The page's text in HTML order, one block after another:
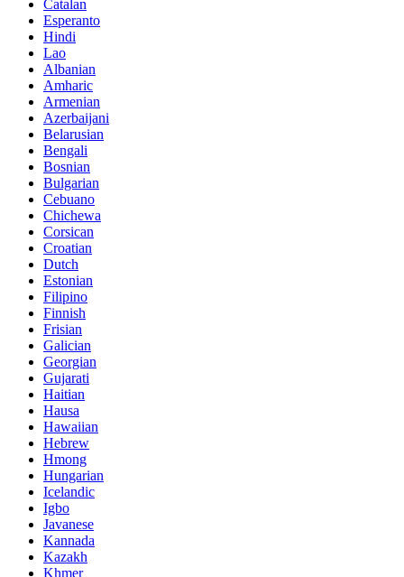
Catalan
Esperanto
Hindi
Lao
Albanian
Amharic
Armenian
Azerbaijani
Belarusian
Bengali
Bosnian
Bulgarian
Cebuano
Chichewa
Corsican
Croatian
Dutch
Estonian
Filipino
Finnish
Frisian
Galician
Georgian
Gujarati
Haitian
Hausa
Hawaiian
Hebrew
Hmong
Hungarian
Icelandic
Igbo
Javanese
Kannada
Kazakh
Khmer